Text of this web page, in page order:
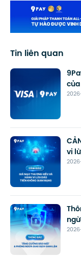
Tin liên quan
lịch
vi